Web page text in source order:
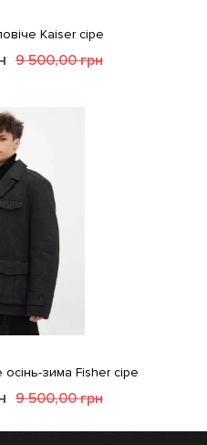
Kaiser сіре
9 500,00грн
зима Fisher сіре
9 500,00грн